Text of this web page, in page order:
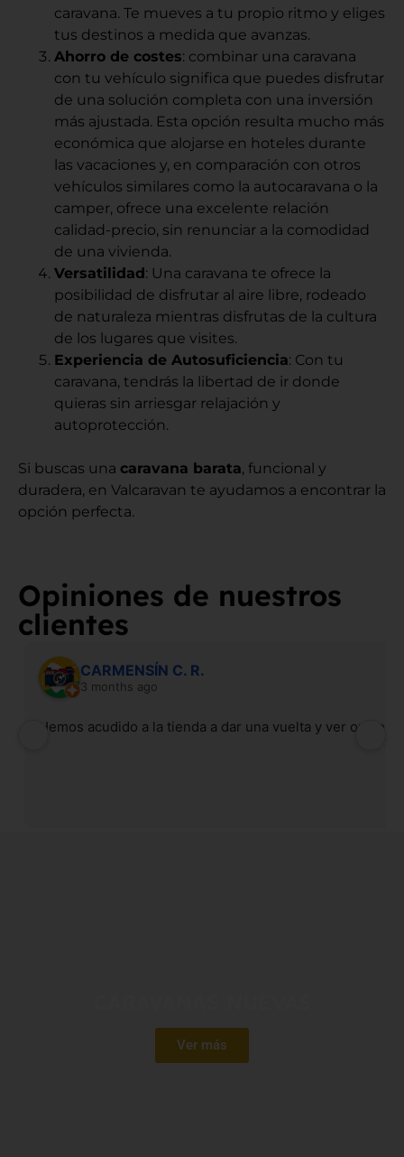
caravana. Te mueves a tu propio ritmo y eliges
tus destinos a medida que avanzas.
Ahorro de costes: combinar una caravana
con tu vehículo significa que puedes disfrutar
de una solución completa con una inversión
más ajustada. Esta opción resulta mucho más
económica que alojarse en hoteles durante
las vacaciones y, en comparación con otros
vehículos similares como la autocaravana o la
camper, ofrece una excelente relación
calidad-precio, sin renunciar a la comodidad
de una vivienda.
Versatilidad: Una caravana te ofrece la
posibilidad de disfrutar al aire libre, rodeado
de naturaleza mientras disfrutas de la cultura
de los lugares que visites.
Experiencia de Autosuficiencia: Con tu
caravana, tendrás la libertad de ir donde
quieras sin arriesgar relajación y
autoprotección.
Si buscas una caravana barata, funcional y
duradera, en Valcaravan te ayudamos a encontrar la
opción perfecta.
Opiniones de nuestros
clientes
CARMENSÍN C. R.
3 months ago
Hemos acudido a la tienda a dar una vuelta y ver
Ver más